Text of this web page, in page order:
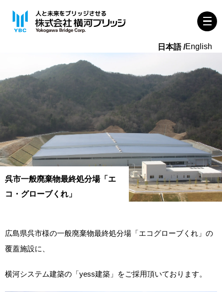
English
呉市一般廃棄物最終処分場「エ
コ・グローブくれ」
広島県呉市様の一般廃棄物最終処分場「エコグローブくれ」の
覆蓋施設に、
横河システム建築の「yess建築」をご採用頂いております。